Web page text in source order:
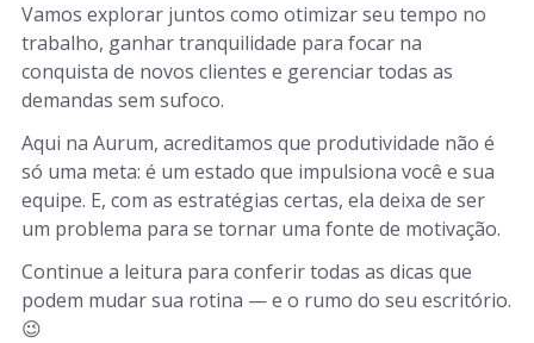
Vamos explorar juntos como otimizar seu tempo no
trabalho, ganhar tranquilidade para focar na
conquista de novos clientes e gerenciar todas as
demandas sem sufoco.
Aqui na Aurum, acreditamos que produtividade não é
só uma meta: é um estado que impulsiona você e sua
equipe. E, com as estratégias certas, ela deixa de ser
um problema para se tornar uma fonte de motivação.
Continue a leitura para conferir todas as dicas que
podem mudar sua rotina — e o rumo do seu escritório.
😉